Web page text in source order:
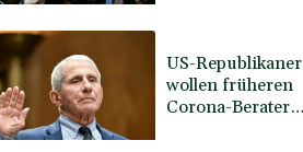
US-Republikaner
wollen früheren
Corona-Berater